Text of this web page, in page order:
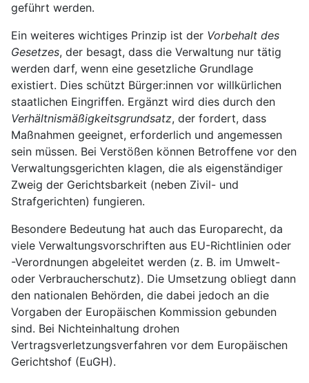
geführt werden.
Ein weiteres wichtiges Prinzip ist der Vorbehalt des
Gesetzes, der besagt, dass die Verwaltung nur tätig
werden darf, wenn eine gesetzliche Grundlage
existiert. Dies schützt Bürger:innen vor willkürlichen
staatlichen Eingriffen. Ergänzt wird dies durch den
Verhältnismäßigkeitsgrundsatz, der fordert, dass
Maßnahmen geeignet, erforderlich und angemessen
sein müssen. Bei Verstößen können Betroffene vor den
Verwaltungsgerichten klagen, die als eigenständiger
Zweig der Gerichtsbarkeit (neben Zivil- und
Strafgerichten) fungieren.
Besondere Bedeutung hat auch das Europarecht, da
viele Verwaltungsvorschriften aus EU-Richtlinien oder
-Verordnungen abgeleitet werden (z. B. im Umwelt-
oder Verbraucherschutz). Die Umsetzung obliegt dann
den nationalen Behörden, die dabei jedoch an die
Vorgaben der Europäischen Kommission gebunden
sind. Bei Nichteinhaltung drohen
Vertragsverletzungsverfahren vor dem Europäischen
Gerichtshof (EuGH).